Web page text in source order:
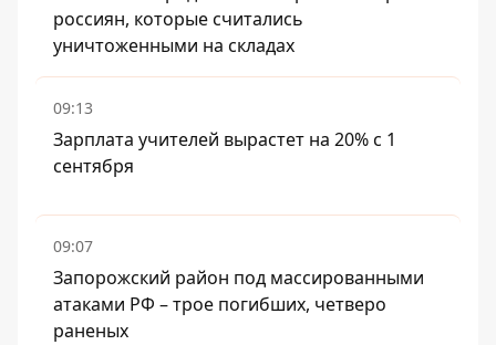
россиян, которые считались
уничтоженными на складах
09:13
Зарплата учителей вырастет на 20% с 1
сентября
09:07
Запорожский район под массированными
атаками РФ – трое погибших, четверо
раненых